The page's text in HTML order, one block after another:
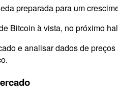
preparada para um
Bitcoin à vista, no próximo
e analisar dados de